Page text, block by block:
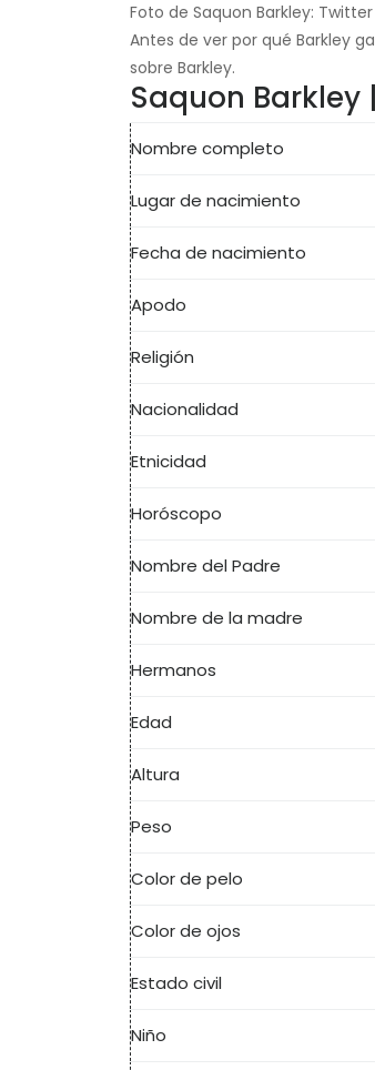
Foto de Saquon Barkley: Twitter
Antes de ver por qué Barkley
sobre Barkley.
Saquon Barkley
Nombre completo
Lugar de nacimiento
Fecha de nacimiento
Apodo
Religión
Nacionalidad
Etnicidad
Horóscopo
Nombre del Padre
Nombre de la madre
Hermanos
Edad
Altura
Peso
Color de pelo
Color de ojos
Estado civil
Niño